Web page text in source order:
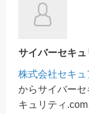
サイバーセキ
株式会社セキ
からサイバー
キュリティ